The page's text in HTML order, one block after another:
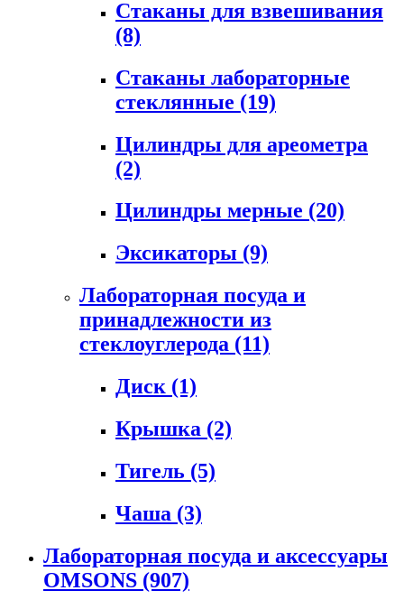
Стаканы для взвешивания
(8)
Стаканы лабораторные
стеклянные (19)
Цилиндры для ареометра
(2)
Цилиндры мерные (20)
Эксикаторы (9)
Лабораторная посуда и
принадлежности из
стеклоуглерода (11)
Диск (1)
Крышка (2)
Тигель (5)
Чаша (3)
Лабораторная посуда и аксессуары
OMSONS (907)